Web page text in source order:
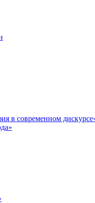
в современном